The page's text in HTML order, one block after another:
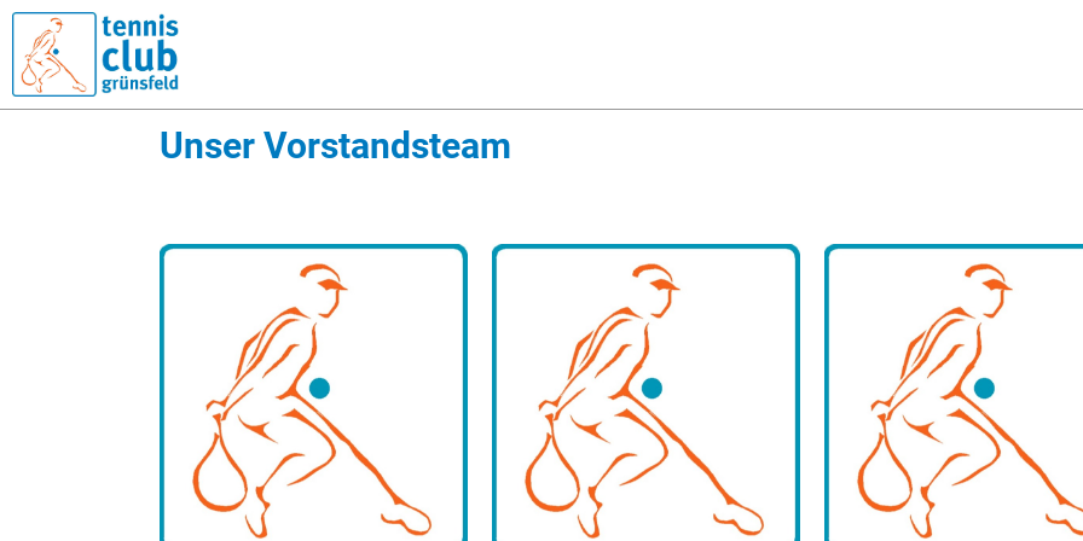
Unser Vorstandsteam